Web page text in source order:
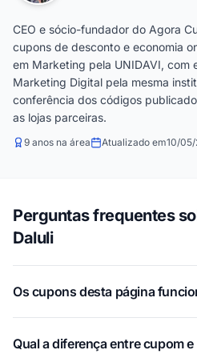
CEO e sócio-fundador do Agora
cupons de desconto e economia
em Marketing pela UNIDAVI, com
Marketing Digital pela mesma
conferência dos códigos
as lojas parceiras.
9 anos na área Atualizado em10/
Perguntas frequentes
Daluli
Os cupons desta página
Qual a diferença entre cupom